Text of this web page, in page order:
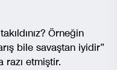
Örneğin
bile savaştan iyidir”
razı etmiştir.